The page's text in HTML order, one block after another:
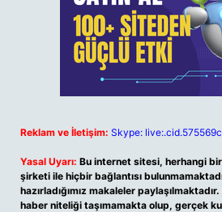
Reklam ve İletişim: Skype:
Yasal Uyarı: Bu internet sitesi, herhangi
şirketi ile hiçbir bağlantısı
hazırladığımız makaleler
haber niteliği taşımamakta olup, gerçek